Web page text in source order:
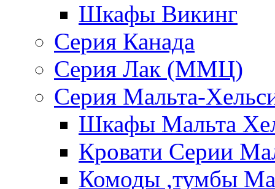
Шкафы Викинг
Серия Канада
Серия Лак (ММЦ)
Серия Мальта-
Шкафы Мальта
Кровати Серии
Комоды ,тумбы